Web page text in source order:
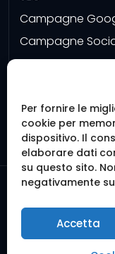
Per fornire le
cookie per
dispositivo. Il
elaborare dati
su questo sito.
negativamente
Accetta
Campagne
Campagne
Google My
Software